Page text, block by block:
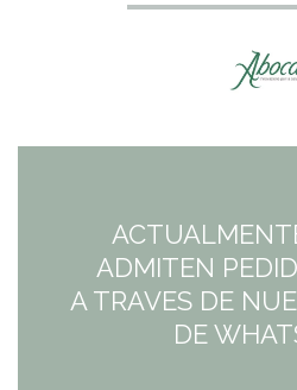
ADMITEN
A TRAVES DE
DE